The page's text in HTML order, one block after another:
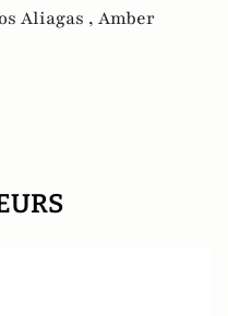
Aliagas , Amber